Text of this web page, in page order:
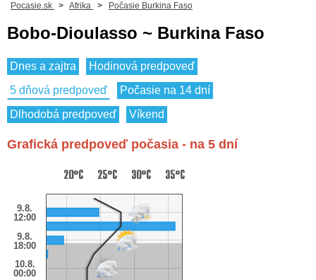
Pocasie.sk > Afrika > Počasie Burkina Faso
Bobo-Dioulasso ~ Burkina Faso
Dnes a zajtra
Hodinová predpoveď
5 dňová predpoveď
Počasie na 14 dní
Dlhodobá predpoveď
Víkend
Grafická predpoveď počasia - na 5 dní
9.8.
12:00
9.8.
18:00
10.8.
00:00
20°C 25°C 30°C 35°C